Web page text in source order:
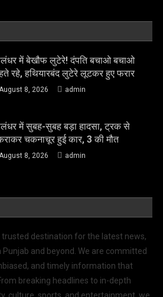
में बेखौफ लुटेरे! दंपति बचाओ बचाओ
रहे, हथियारबंद लुटेरे लूटकर हुए फरार
August 8, 2026 admin
में सुबह-सुबह बड़ा हादसा, ट्रक से
चकनाचूर हुई कार, 3 की मौत
8, 2026 admin
trusted destination for the latest news,
and beyond. We are committed
and timely information that
breaking headlines to in-depth